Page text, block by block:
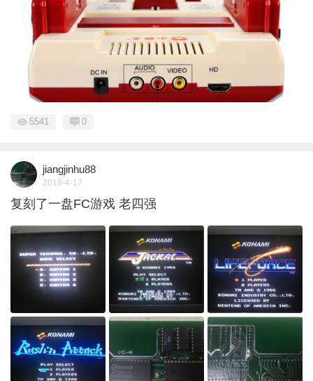
5541 0
jiangjinhu88
2019-4-17
复刻了一盘FC游戏 老四强